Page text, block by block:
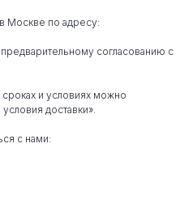
Москве по адресу:
согласованию с
и условиях можно
доставки».
с нами: